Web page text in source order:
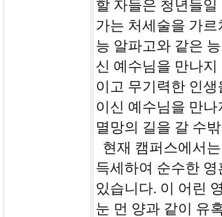
할 자들은 청년들
가는 처세술을 가
능 알파고와 같은
신 예수님을 만나
이고 무기력한 인
이신 예수님을 만
멸망의 길을 갈 수
현재 캠퍼스에서
득세하여 순수한
있습니다. 이 어린
눈 먼 양과 같이 유